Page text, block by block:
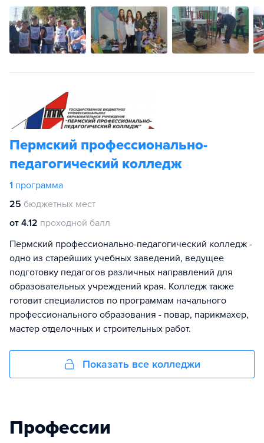
Пермский профессионально-
педагогический колледж
1 программа
25 бюджетных мест
от 4.12 проходной балл
Пермский профессионально-педагогический колледж -
одно из старейших учебных заведений, ведущее
подготовку педагогов различных направлений для
образовательных учреждений края. Колледж также
готовит специалистов по программам начального
профессионального образования - повар, парикмахер,
мастер отделочных и строительных работ.
Показать все колледжи
Профессии